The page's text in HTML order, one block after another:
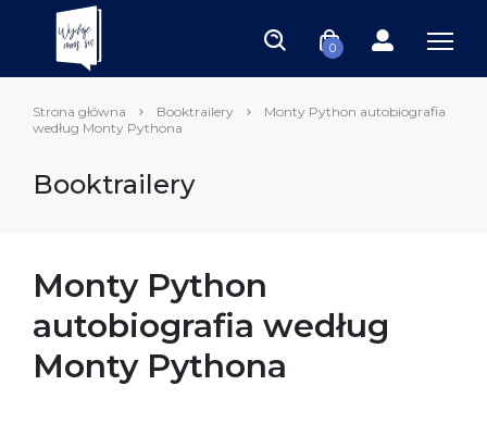
0
Strona główna Booktrailery
Monty Python autobiografia
według Monty Pythona
Booktrailery
Monty Python
autobiografia według
Monty Pythona